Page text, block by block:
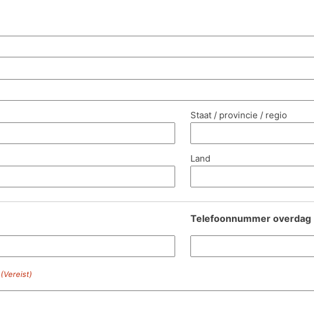
Staat / provincie / regio
Land
Telefoonnummer overdag
(Vereist)